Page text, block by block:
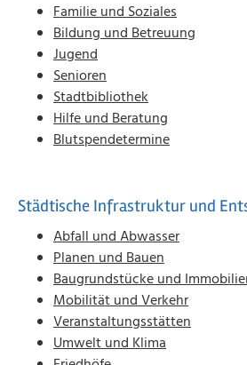
Familie und Soziales
Bildung und Betreuung
Jugend
Senioren
Stadtbibliothek
Hilfe und Beratung
Blutspendetermine
Städtische Infrastruktur und
Abfall und Abwasser
Planen und Bauen
Baugrundstücke und
Mobilität und Verkehr
Veranstaltungsstätten
Umwelt und Klima